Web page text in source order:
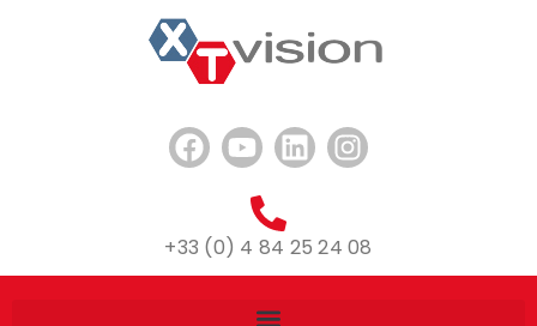
+33 (0) 4 84 25 24 08